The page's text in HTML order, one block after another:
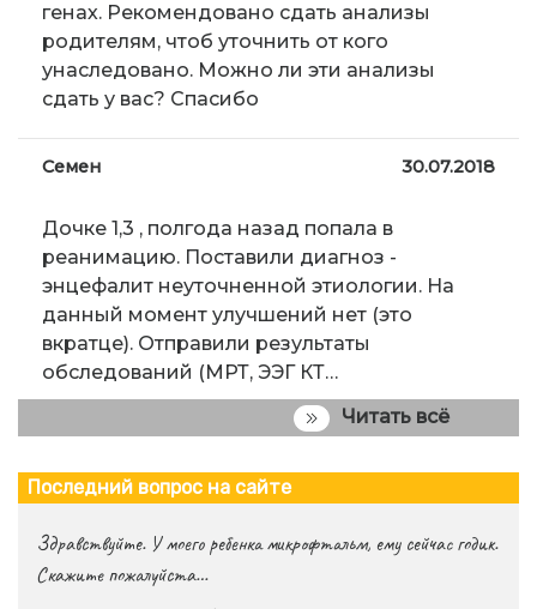
генах. Рекомендовано сдать анализы
родителям, чтоб уточнить от кого
унаследовано. Можно ли эти анализы
сдать у вас? Спасибо
Семен 30.07.2018
Дочке 1,3 , полгода назад попала в
реанимацию. Поставили диагноз -
энцефалит неуточненной этиологии. На
данный момент улучшений нет (это
вкратце). Отправили результаты
обследований (МРТ, ЭЭГ КТ…
Читать всё
Последний вопрос на сайте
Здравствуйте. У моего ребенка микрофтальм, ему сейчас годик.
Скажите пожалуйста…